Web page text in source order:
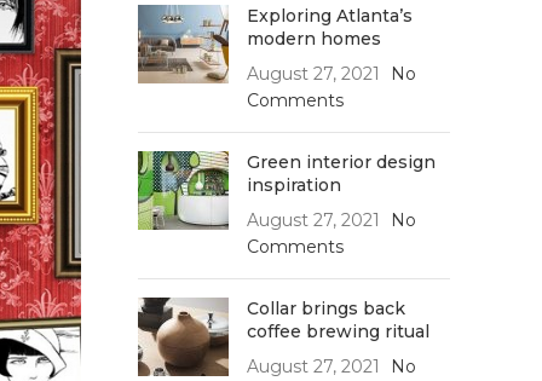
Exploring Atlanta’s
modern homes
August 27, 2021
No
Comments
Green interior design
inspiration
August 27, 2021
No
Comments
Collar brings back
coffee brewing ritual
August 27, 2021
No